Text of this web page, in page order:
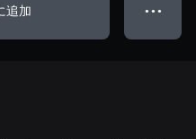
追加 ● ● ●